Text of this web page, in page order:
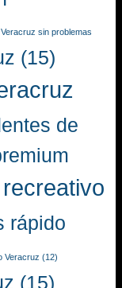
sin problemas
(15)
de
rápido
Veracruz (12)
(15)